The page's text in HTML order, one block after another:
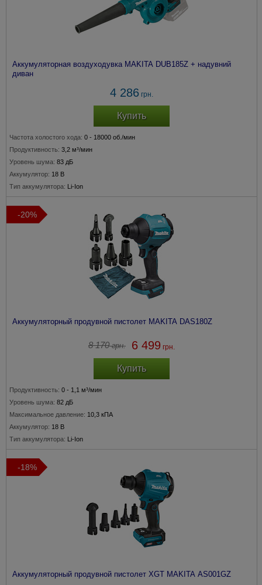
Аккумуляторная воздуходувка MAKITA DUB185Z + надувний
диван
4 286 грн.
Купить
Частота холостого хода: 0 - 18000 об./мин
Продуктивность: 3,2 м³/мин
Уровень шума: 83 дБ
Аккумулятор: 18 В
Тип аккумулятора: Li-Ion
-20%
Аккумуляторный продувной пистолет MAKITA DAS180Z
8 170грн. 6 499 грн.
Купить
Продуктивность: 0 - 1,1 м³/мин
Уровень шума: 82 дБ
Максимальное давление: 10,3 кПА
Аккумулятор: 18 В
Тип аккумулятора: Li-Ion
-18%
Аккумуляторный продувной пистолет XGT MAKITA AS001GZ